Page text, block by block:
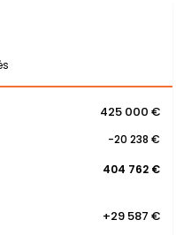
425 000 €
-20 238 €
404 762 €
+29 587 €